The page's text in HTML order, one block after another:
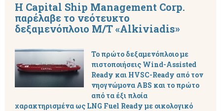
Η Capital Ship Management Corp.
παρέλαβε το νεότευκτο
δεξαμενόπλοιο M/T «Alkiviadis»
Το πρώτο δεξαμενόπλοιο με
πιστοποιήσεις Wind-Assisted
Ready και HVSC-Ready από τον
νηογνώμονα ABS και το πρώτο
από τα έξι πλοία
χαρακτηρισμένα ως LNG Fuel Ready με οικολογικό